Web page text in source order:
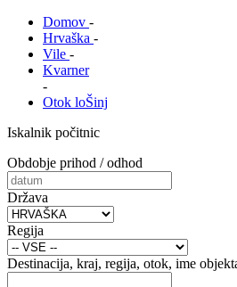
Domov -
Hrvaška -
Vile -
Kvarner
-
Otok loŠinj
Iskalnik počitnic
Obdobje prihod / odhod
Država
Regija
Destinacija, kraj, regija, otok, ime